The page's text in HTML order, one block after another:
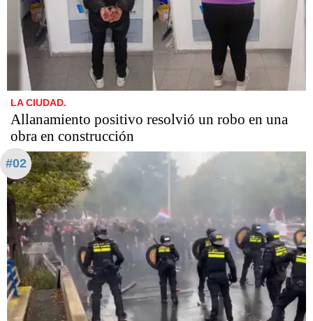
LA CIUDAD.
Allanamiento positivo resolvió un robo en una
obra en construcción
#02